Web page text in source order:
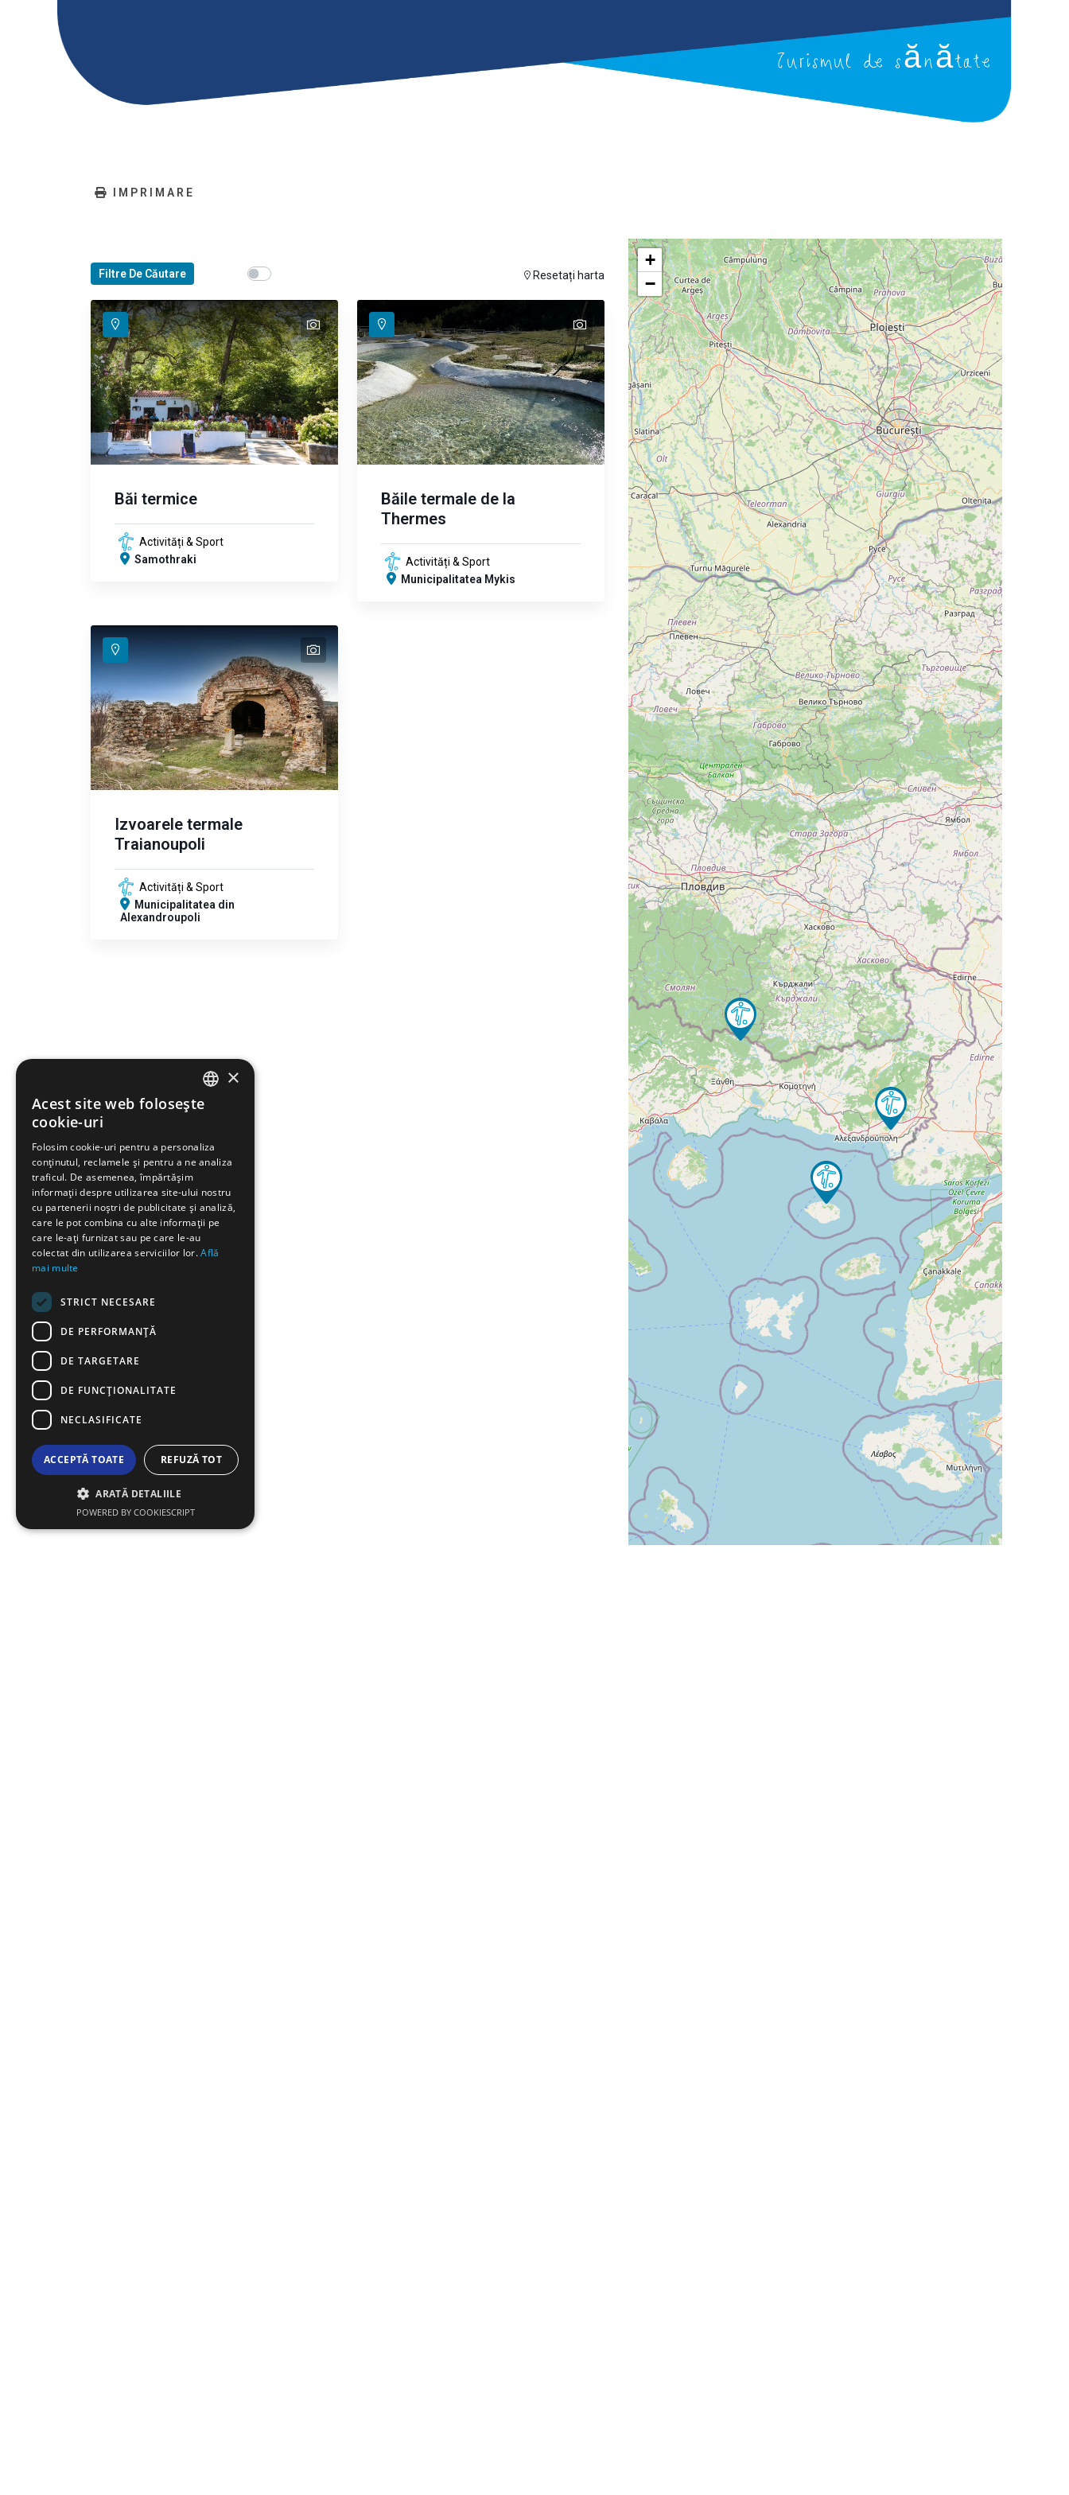
Turismul de sănătate
IMPRIMARE
Filtre De Căutare Show map on mouse hover Resetați harta
text
Băi termice
Activități & Sport
Samothraki
text
Băile termale de la
Thermes
Activități & Sport
Municipalitatea Mykis
text
text
text
Izvoarele termale
Traianoupoli
Activități & Sport
Municipalitatea din
Alexandroupoli
+
−
ENGLISH
FRENCH
BULGARIAN
GERMAN
ROMANIAN
×
Acest site web folosește
cookie-uri
Folosim cookie-uri pentru a personaliza
conținutul, reclamele și pentru a ne analiza
traficul. De asemenea, împărtășim
informații despre utilizarea site-ului nostru
cu partenerii noștri de publicitate și analiză,
care le pot combina cu alte informații pe
care le-ați furnizat sau pe care le-au
colectat din utilizarea serviciilor lor.Află
mai multe
STRICT NECESARE
DE PERFORMANȚĂ
DE TARGETARE
DE FUNCŢIONALITATE
NECLASIFICATE
ACCEPTĂ TOATE REFUZĂ TOT
ARATĂ DETALIILE
POWERED BY COOKIESCRIPT